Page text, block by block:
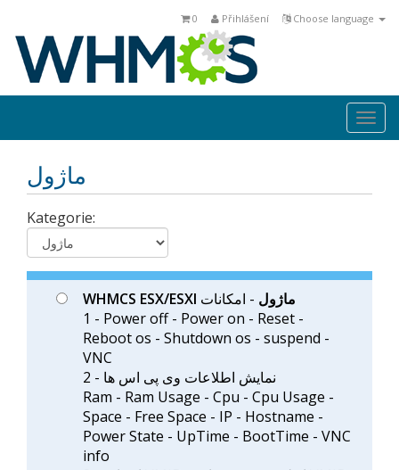
Choose language
Přihlášení
0
ماژول
Kategorie:
WHMCS ESX/ESXI ماژول - امکانات
1 - Power off - Power on - Reset -
Reboot os - Shutdown os - suspend -
VNC
2 - نمایش اطلاعات وی پی اس ها
Ram - Ram Usage - Cpu - Cpu Usage -
Space - Free Space - IP - Hostname -
Power State - UpTime - BootTime - VNC
info